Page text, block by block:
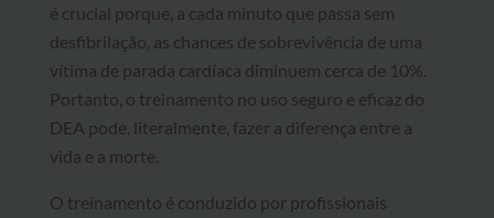
é crucial porque, a cada minuto que passa sem
desfibrilação, as chances de sobrevivência de uma
vítima de parada cardíaca diminuem cerca de 10%.
Portanto, o treinamento no uso seguro e eficaz do
DEA pode, literalmente, fazer a diferença entre a
vida e a morte.
O treinamento é conduzido por profissionais